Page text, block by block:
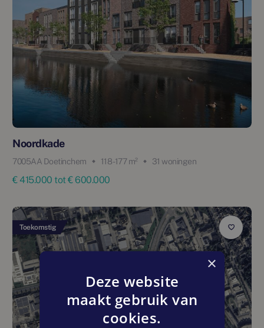
Noordkade
7005AA Doetinchem 118 - 177 m² 31 woningen
€ 415.000 tot € 600.000
Toekomstig
×
Deze website
maakt gebruik van
cookies.